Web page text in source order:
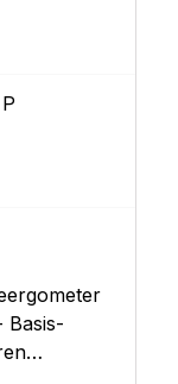
Basis-